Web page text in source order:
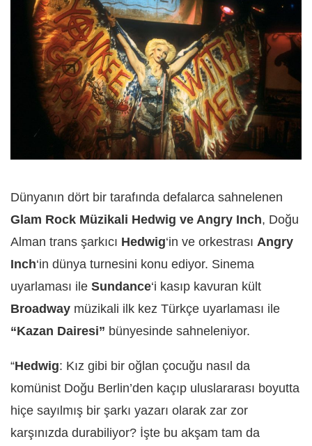
Dünyanın dört bir tarafında defalarca sahnelenen
Glam Rock Müzikali Hedwig ve Angry Inch, Doğu
Alman trans şarkıcı Hedwig‘in ve orkestrası Angry
Inch‘in dünya turnesini konu ediyor. Sinema
uyarlaması ile Sundance‘i kasıp kavuran kült
Broadway müzikali ilk kez Türkçe uyarlaması ile
“Kazan Dairesi” bünyesinde sahneleniyor.
“Hedwig: Kız gibi bir oğlan çocuğu nasıl da
komünist Doğu Berlin’den kaçıp uluslararası boyutta
hiçe sayılmış bir şarkı yazarı olarak zar zor
karşınızda durabiliyor? İşte bu akşam tam da